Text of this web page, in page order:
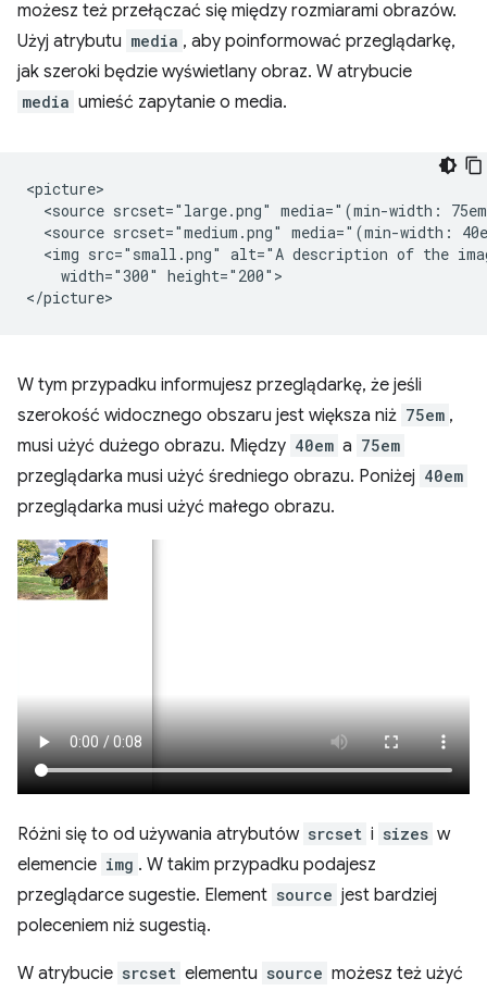
możesz też przełączać się między rozmiarami obrazów.
Użyj atrybutu media , aby poinformować przeglądarkę,
jak szeroki będzie wyświetlany obraz. W atrybucie
media umieść zapytanie o media.
<picture>
<source srcset="large.png" media="(min-width:
<source srcset="medium.png" media="(min-width:
<img src="small.png" alt="A description of the
    width="300" height="200">
W tym przypadku informujesz przeglądarkę, że jeśli
szerokość widocznego obszaru jest większa niż 75em ,
musi użyć dużego obrazu. Między 40em a 75em
przeglądarka musi użyć średniego obrazu. Poniżej 40em
przeglądarka musi użyć małego obrazu.
Różni się to od używania atrybutów srcset i sizes w
elemencie img . W takim przypadku podajesz
przeglądarce sugestie. Element source jest bardziej
poleceniem niż sugestią.
W atrybucie srcset elementu source możesz też użyć